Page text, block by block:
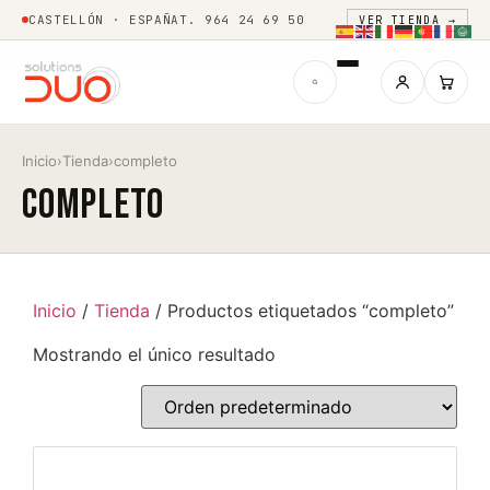
CASTELLÓN · ESPAÑAT. 964 24 69 50 VER TIENDA →
Inicio›Tienda›completo
completo
Inicio / Tienda / Productos etiquetados “completo”
Mostrando el único resultado